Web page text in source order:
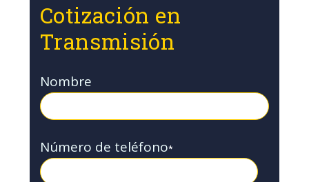
Cotización en
Transmisión
Nombre
Número de teléfono*